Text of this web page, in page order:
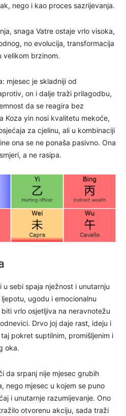
nego i kao proces sazrijevanja.
snaga Vatre ostaje vrlo visoka,
no evolucija, transformacija
velikom brzinom.
mjesec je skladniji od
on i dalje traži prilagodbu,
da se reagira bez
Koza yin nosi kvalitetu mekoće,
za cjelinu, ali u kombinaciji
ona se ne ponaša pasivno. Ona
a ne rasipa.
u sebi spaja nježnost i unutarnju
ugodu i emocionalnu
vrlo osjetljiva na neravnotežu
Drvo joj daje rast, ideju i
pokret suptilnim, promišljenim i
oka.
da srpanj nije mjesec grubih
nego mjesec u kojem se puno
i unutarnje razumijevanje. Ono
otvorenu akciju, sada traži